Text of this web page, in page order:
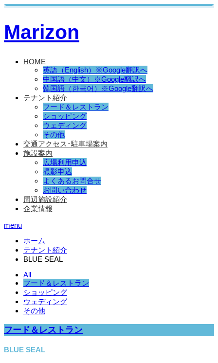
Marizon
HOME
英語（English）※Google翻訳へ
中国語（中文）※Google翻訳へ
韓国語（한국어）※Google翻訳へ
テナント紹介
フード＆レストラン
ショッピング
ウェディング
その他
交通アクセス･駐車場案内
施設案内
広場利用申込
撮影申込
よくあるお問合せ
お問い合わせ
周辺施設紹介
企業情報
menu
ホーム
テナント紹介
BLUE SEAL
All
フード＆レストラン
ショッピング
ウェディング
その他
フード＆レストラン
BLUE SEAL